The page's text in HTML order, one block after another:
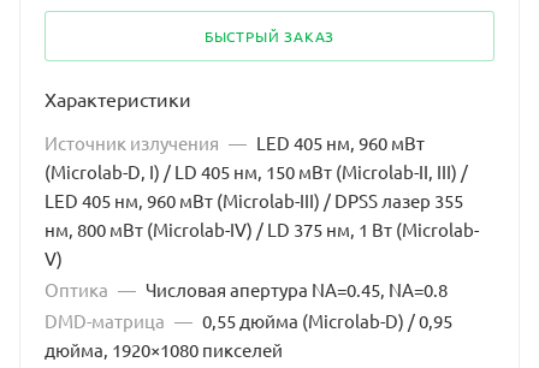
БЫСТРЫЙ ЗАКАЗ
Характеристики
Источник излучения — LED 405 нм, 960 мВт
(Microlab-D, I) / LD 405 нм, 150 мВт (Microlab-II, III) /
LED 405 нм, 960 мВт (Microlab-III) / DPSS лазер 355
нм, 800 мВт (Microlab-IV) / LD 375 нм, 1 Вт (Microlab-
V)
Оптика — Числовая апертура NA=0.45, NA=0.8
DMD-матрица — 0,55 дюйма (Microlab-D) / 0,95
дюйма, 1920×1080 пикселей